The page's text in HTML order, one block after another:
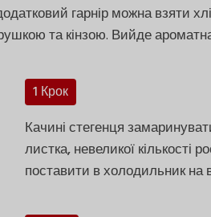
гарнір можна взяти
та кінзою. Вийде ароматна
1 Крок
Качині стегенця
листка, невеликої кількості
поставити в холодильник на